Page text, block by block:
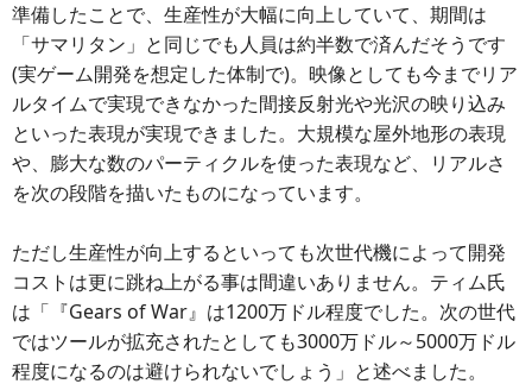
準備したことで、生産性が大幅に向上していて、期間は
「サマリタン」と同じでも人員は約半数で済んだそうです
(実ゲーム開発を想定した体制で)。映像としても今までリア
ルタイムで実現できなかった間接反射光や光沢の映り込み
といった表現が実現できました。大規模な屋外地形の表現
や、膨大な数のパーティクルを使った表現など、リアルさ
を次の段階を描いたものになっています。
ただし生産性が向上するといっても次世代機によって開発
コストは更に跳ね上がる事は間違いありません。ティム氏
は「『Gears of War』は1200万ドル程度でした。次の世代
ではツールが拡充されたとしても3000万ドル～5000万ドル
程度になるのは避けられないでしょう」と述べました。